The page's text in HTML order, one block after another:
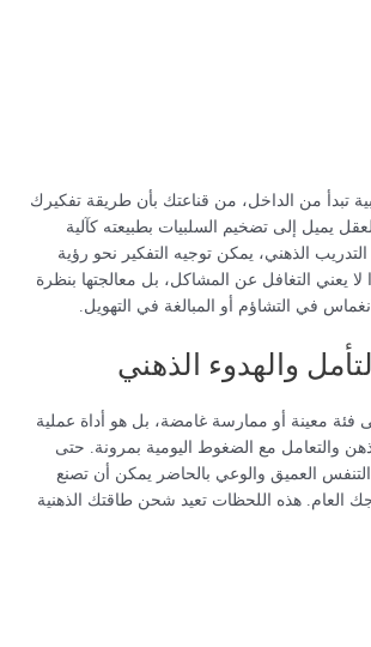
تبدأ من الداخل، من قناعتك بأن طريقة تفكيرك
يميل إلى تضخيم السلبيات بطبيعته كآلية
الذهني، يمكن توجيه التفكير نحو رؤية
لا يعني التغافل عن المشاكل، بل معالجتها بنظرة
في التشاؤم أو المبالغة في التهويل.
والهدوء الذهني
فئة معينة أو ممارسة غامضة، بل هو أداة عملية
والتعامل مع الضغوط اليومية بمرونة. حتى
العميق والوعي بالحاضر يمكن أن تصنع
العام. هذه اللحظات تعيد شحن طاقتك الذهنية